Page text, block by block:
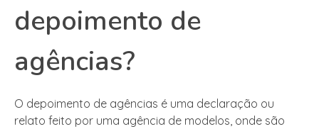
depoimento de
agências?
O depoimento de agências é uma declaração ou
relato feito por uma agência de modelos, onde são